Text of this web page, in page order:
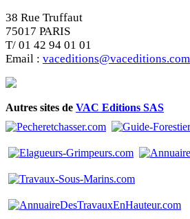
38 Rue Truffaut
75017 PARIS
T/ 01 42 94 01 01
Email : vaceditions@vaceditions.com
Autres sites de VAC Editions SAS